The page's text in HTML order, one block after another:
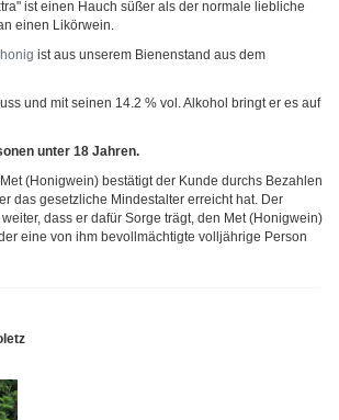
ist einen Hauch süßer als der normale liebliche
einen Likörwein.
ist aus unserem Bienenstand aus dem
und mit seinen 14.2 % vol. Alkohol bringt er es auf
unter 18 Jahren.
(Honigwein) bestätigt der Kunde durchs Bezahlen
das gesetzliche Mindestalter erreicht hat. Der
dass er dafür Sorge trägt, den Met (Honigwein)
eine von ihm bevollmächtigte volljährige Person